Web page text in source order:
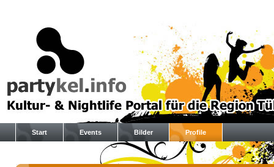
Start Events Bilder Profile